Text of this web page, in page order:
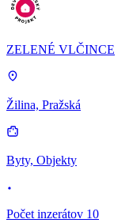
ZELENÉ VLČINCE
Žilina, Pražská
Byty, Objekty
Počet inzerátov 10